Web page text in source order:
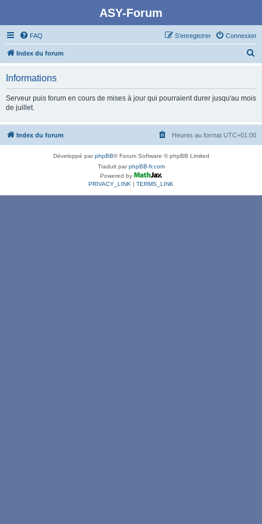
ASY-Forum
FAQ Connexion
S’enregistrer
Index du forum
c
Informations
Serveur puis forum en cours de mises à jour qui pourraient durer jusqu'au mois
de juillet.
Index du forum Heures au format UTC+01:00
Développé parphpBB® Forum Software © phpBB Limited
Traduit parphpBB-fr.com
Powered by
PRIVACY_LINK | TERMS_LINK